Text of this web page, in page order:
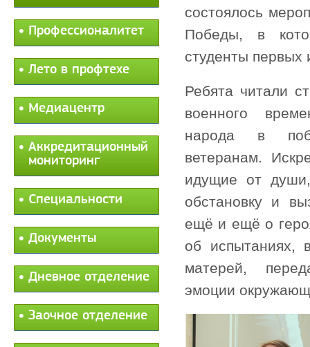
Профессионалитет
Лето в профтехе
Медиацентр
Аккредитационный
мониторинг
Специальности
Документы
Дневное отделение
Заочное отделение
состоялось
Победы, в
студенты первых
Ребята читали
военного
народа в
ветеранам.
идущие от души,
обстановку и
ещё и ещё о
об
матерей,
эмоции